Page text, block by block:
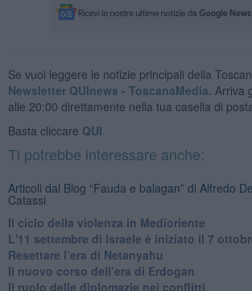
Se vuoi leggere le notizie principali della
Newsletter QUInews - ToscanaMedia. Arriva
alle 20:00 direttamente nella tua casella di
Basta cliccare QUI
Ti potrebbe interessare anche:
Articoli dal Blog “Fauda e balagan” di Alfredo
Catassi
Il ciclo della violenza in Medioriente
L'11 settembre di Israele è iniziato il 7
Resettare l’era di Netanyahu
​Il nuovo corso dell’era di Erdogan
Il ruolo delle diplomazie nei conflitti